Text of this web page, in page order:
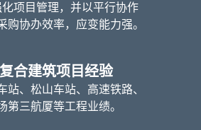
项目​管理，并以平行协作
购协办效率，应变能力强。
合建筑项目​经验
站、松山车站、高速铁路、
第三航厦等工程业绩。